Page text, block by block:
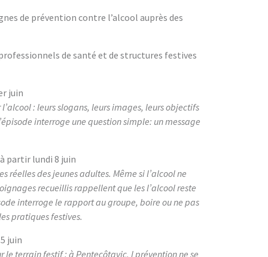
de prévention contre l’alcool auprès des
de santé et de structures festives
juin
: leurs slogans, leurs images, leurs objectifs
interroge une question simple: un message
à partir lundi 8 juin
réelles des jeunes adultes. Même si l’alcool ne
recueillis rappellent que les l’alcool reste
interroge le rapport au groupe, boire ou ne pas
pratiques festives.
juin
le terrain festif : à Pentecôtavic, l prévention ne se